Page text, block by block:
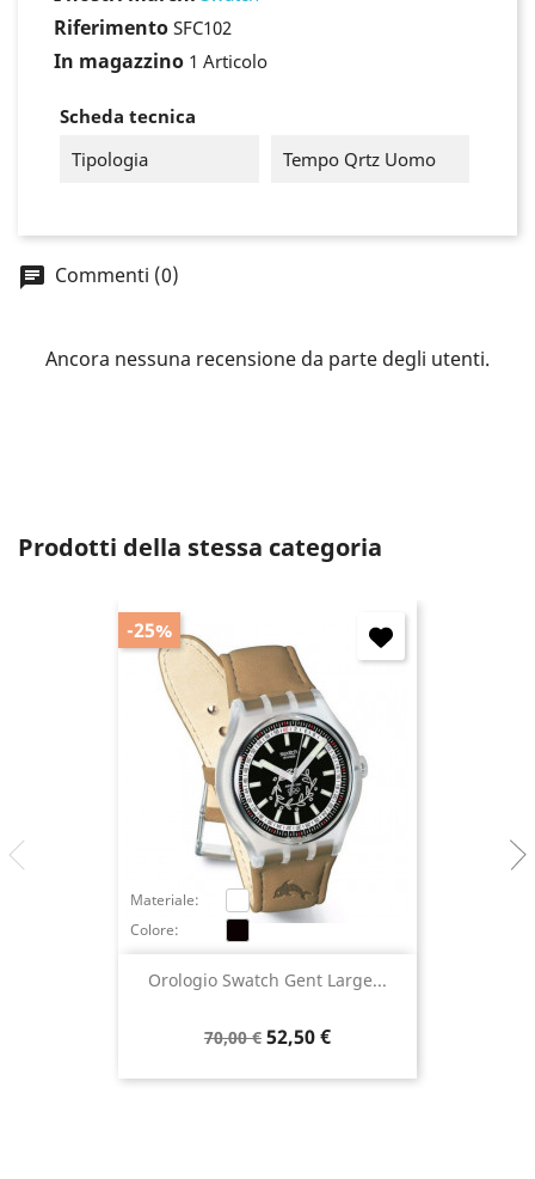
Riferimento SFC102
In magazzino 1 Articolo
Scheda tecnica
Tipologia
Tempo Qrtz Uomo
Commenti (0)
Ancora nessuna recensione da parte degli utenti.
Prodotti della stessa categoria
Orologio Swatch Gent Large...
Prezzo
70,00 € Prezzo
52,50 €
Materiale:
Colore:
-25%